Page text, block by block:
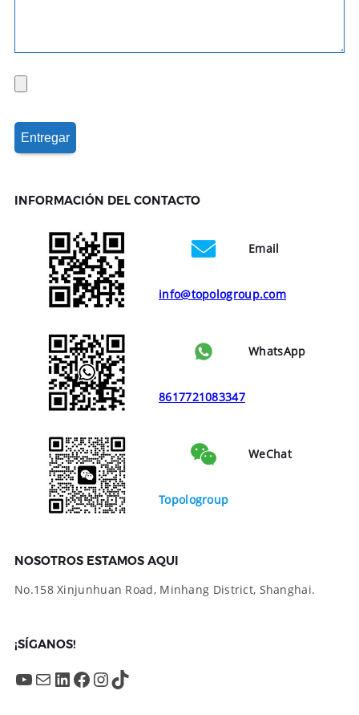
INFORMACIÓN DEL CONTACTO
Email
info@topologroup.com
WhatsApp
8617721083347
WeChat
Topologroup
NOSOTROS ESTAMOS AQUI
No.158 Xinjunhuan Road, Minhang District, Shanghai.
¡SÍGANOS!
YouTube Mail LinkedIn Facebook InstagramTikTok